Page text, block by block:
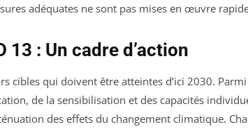
adéquates ne sont pas mises en œuvre
13 : Un cadre d’action
cibles qui doivent être atteintes d’ici 2030. Parmi
de la sensibilisation et des capacités
des effets du changement climatique.